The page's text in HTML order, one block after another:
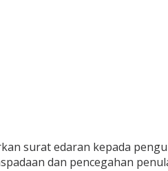
surat edaran kepada
dan pencegahan